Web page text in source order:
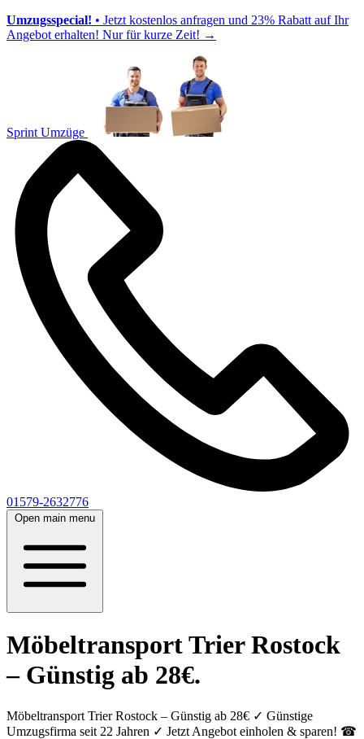
Umzugsspecial! • Jetzt kostenlos anfragen und 23% Rabatt auf Ihr
Angebot erhalten! Nur für kurze Zeit! →
Sprint Umzüge
01579-2632776
Open main menu
Möbeltransport Trier Rostock
– Günstig ab 28€.
Möbeltransport Trier Rostock – Günstig ab 28€ ✓ Günstige
Umzugsfirma seit 22 Jahren ✓ Jetzt Angebot einholen & sparen! ☎